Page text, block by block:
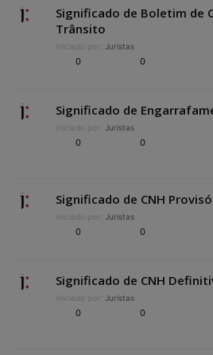
Significado de Boletim de
Trânsito
Iniciado por: Juristas
0 0
Significado de
Iniciado por: Juristas
0 0
Significado de CNH
Iniciado por: Juristas
0 0
Significado de CNH
Iniciado por: Juristas
0 0